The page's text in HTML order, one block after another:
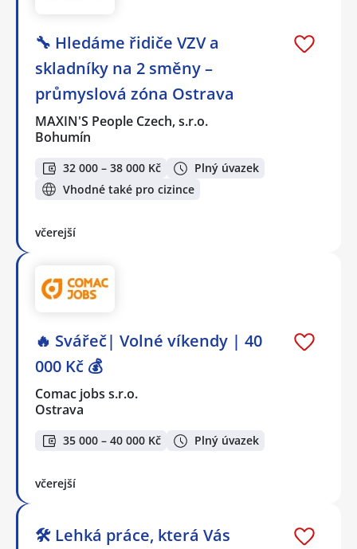
🔧 Hledáme řidiče VZV a
skladníky na 2 směny –
průmyslová zóna Ostrava
MAXIN'S People Czech, s.r.o.
Bohumín
32 000 – 38 000 Kč
Plný úvazek
Vhodné také pro cizince
včerejší
🔥 Svářeč| Volné víkendy | 40
000 Kč 💰
Comac jobs s.r.o.
Ostrava
35 000 – 40 000 Kč Plný úvazek
včerejší
🛠️ Lehká práce, která Vás